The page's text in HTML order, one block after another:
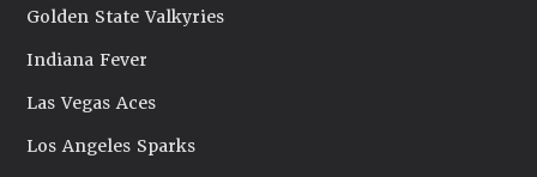
Golden State Valkyries
Indiana Fever
Las Vegas Aces
Los Angeles Sparks